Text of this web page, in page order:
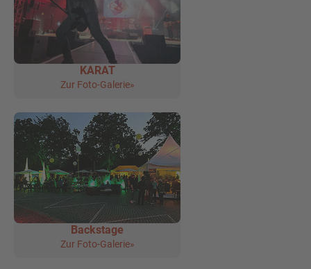
KARAT
Zur Foto-Galerie»
Backstage
Zur Foto-Galerie»